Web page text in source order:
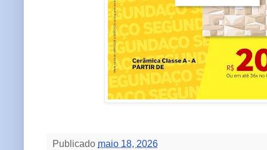
Publicado maio 18, 2026